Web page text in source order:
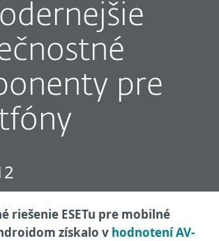
pre
riešenie ESETu pre mobilné
získalo v hodnotení AV-